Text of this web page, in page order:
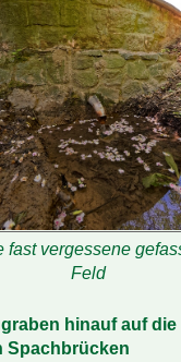
fast vergessene
Feld
hinauf auf die
Spachbrücken